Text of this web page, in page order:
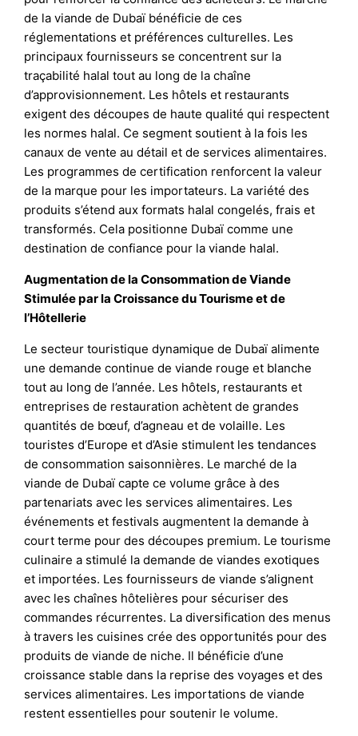
de la viande de Dubaï bénéficie de ces
réglementations et préférences culturelles. Les
principaux fournisseurs se concentrent sur la
traçabilité halal tout au long de la chaîne
d’approvisionnement. Les hôtels et restaurants
exigent des découpes de haute qualité qui respectent
les normes halal. Ce segment soutient à la fois les
canaux de vente au détail et de services alimentaires.
Les programmes de certification renforcent la valeur
de la marque pour les importateurs. La variété des
produits s’étend aux formats halal congelés, frais et
transformés. Cela positionne Dubaï comme une
destination de confiance pour la viande halal.
Augmentation de la Consommation de Viande
Stimulée par la Croissance du Tourisme et de
l’Hôtellerie
Le secteur touristique dynamique de Dubaï alimente
une demande continue de viande rouge et blanche
tout au long de l’année. Les hôtels, restaurants et
entreprises de restauration achètent de grandes
quantités de bœuf, d’agneau et de volaille. Les
touristes d’Europe et d’Asie stimulent les tendances
de consommation saisonnières. Le marché de la
viande de Dubaï capte ce volume grâce à des
partenariats avec les services alimentaires. Les
événements et festivals augmentent la demande à
court terme pour des découpes premium. Le tourisme
culinaire a stimulé la demande de viandes exotiques
et importées. Les fournisseurs de viande s’alignent
avec les chaînes hôtelières pour sécuriser des
commandes récurrentes. La diversification des menus
à travers les cuisines crée des opportunités pour des
produits de viande de niche. Il bénéficie d’une
croissance stable dans la reprise des voyages et des
services alimentaires. Les importations de viande
restent essentielles pour soutenir le volume.